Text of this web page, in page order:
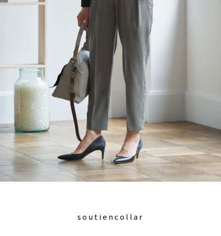
soutiencollar